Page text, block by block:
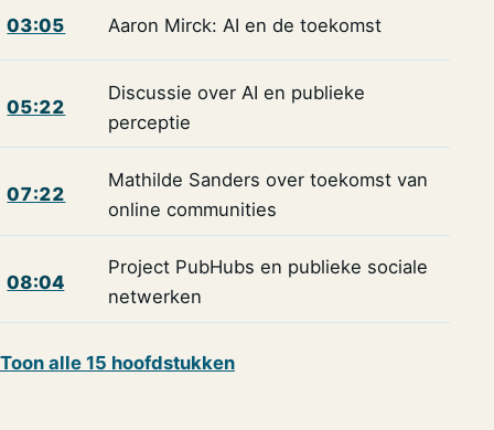
03:05 Aaron Mirck: AI en de toekomst
05:22
Discussie over AI en publieke
perceptie
07:22
Mathilde Sanders over toekomst van
online communities
08:04
Project PubHubs en publieke sociale
netwerken
Toon alle 15 hoofdstukken